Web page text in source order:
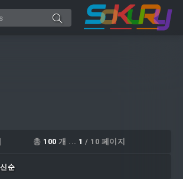
총 100 개 ... 1 / 10 페이지
순